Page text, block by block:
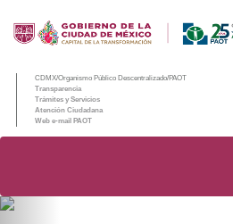
CDMX/Organismo Público Descentralizado/PAOT
Transparencia
Trámites y Servicios
Atención Ciudadana
Web e-mail PAOT